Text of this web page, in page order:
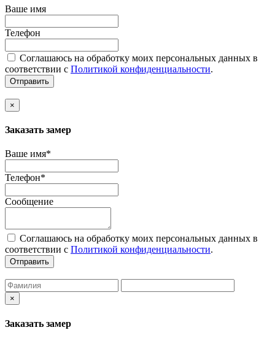
Ваше имя
Телефон
Соглашаюсь на обработку моих персональных данных в
соответствии с Политикой конфиденциальности.
Отправить
×
Заказать замер
Ваше имя*
Телефон*
Сообщение
Соглашаюсь на обработку моих персональных данных в
соответствии с Политикой конфиденциальности.
Отправить
×
Заказать замер